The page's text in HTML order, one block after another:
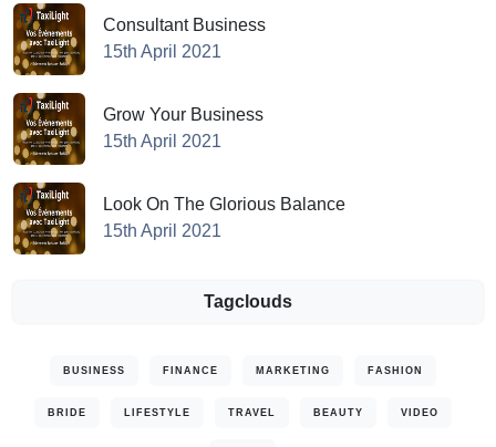
Consultant Business
15th April 2021
Grow Your Business
15th April 2021
Look On The Glorious Balance
15th April 2021
Tagclouds
BUSINESS FINANCE MARKETING FASHION
BRIDE LIFESTYLE TRAVEL BEAUTY VIDEO